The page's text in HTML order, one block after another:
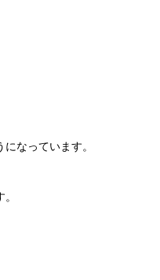
なっています。